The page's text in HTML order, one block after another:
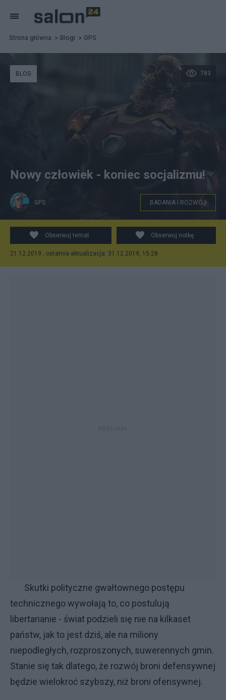
Strona główna Blogi GPS
783
BLOG
Nowy człowiek - koniec socjalizmu!
GPS BADANIA I ROZWÓJ
Obserwuj temat Obserwuj notkę
21.12.2019 , ostatnia aktualizacja: 31.12.2019, 15:28
Skutki polityczne gwałtownego postępu
technicznego wywołają to, co postulują
libertarianie - świat podzieli się nie na kilkaset
państw, jak to jest dziś, ale na miliony
niepodległych, rozproszonych, suwerennych gmin.
Stanie się tak dlatego, że rozwój broni defensywnej
będzie wielokroć szybszy, niż broni ofensywnej.